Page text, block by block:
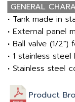
GENERAL
• Tank made in
• External panel
• Ball valve (1/
• 1 stainless
• Stainless steel
Product